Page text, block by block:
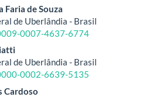
Faria de Souza
de Uberlândia - Brasil
0007-4637-6774
de Uberlândia - Brasil
0002-6639-5135
Cardoso